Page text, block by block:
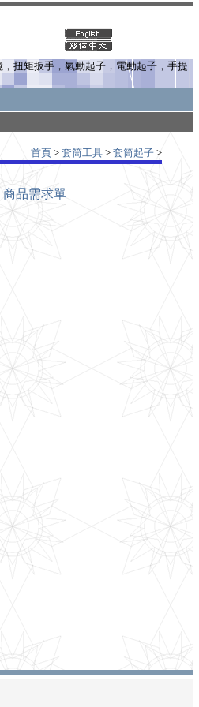
扭矩扳手，氣動起子，電動起子，手提
首頁 > 套筒工具 > 套筒起子 >
商品需求單